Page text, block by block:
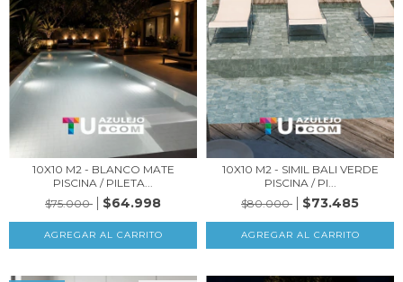
10X10 M2 - BLANCO MATE
PISCINA / PILETA...
$75.000
$64.998
10X10 M2 - SIMIL BALI VERDE
PISCINA / PI...
$80.000
$73.485